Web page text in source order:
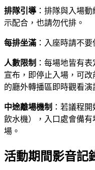
排隊引導：排隊與入場
示配合，也請勿代排。
每排坐滿 ：入座時請不
人數限制 ：每場地皆有
宣布，即停止入場，可
的廳外轉播區即時觀看演
中途離場機制 ：若議程
飲水機），入口處會備
場。
活動期間影音記